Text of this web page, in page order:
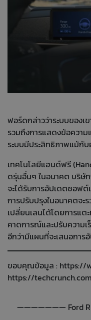
ฟอร์ดกล่าวว่าระบบของ
รวมถึงการแสดงข้อควา
ระบบมีประสิทธิภาพแม้กั
เทคโนโลยีแฮนด์ฟรี
ดรุ่นอื่นๆ ในอนาคต บริษั
จะได้รับการอัปเดตซอฟ
การปรับปรุงในอนาคตจ
เปลี่ยนเลนได้โดยการแ
คาดการณ์และปรับความ
อีกว่ามีแผนที่จะเสนอการ
ขอบคุณข้อมูล : https://
https://techcrunch.com
——————— Ford